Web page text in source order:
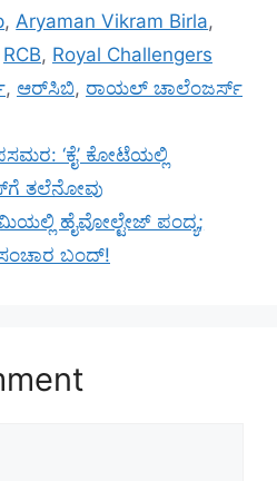
, Aryaman Vikram Birla,
RCB, Royal Challengers
, ಆರ್‌ಸಿಬಿ, ರಾಯಲ್‌ ಚಾಲೆಂಜರ್ಸ್‌
‘ಕೈ’ ಕೋಟೆಯಲ್ಲಿ
ತಲೆನೋವು
ಹೈವೋಲ್ಟೇಜ್ ಪಂದ್ಯ;
ಬಂದ್!